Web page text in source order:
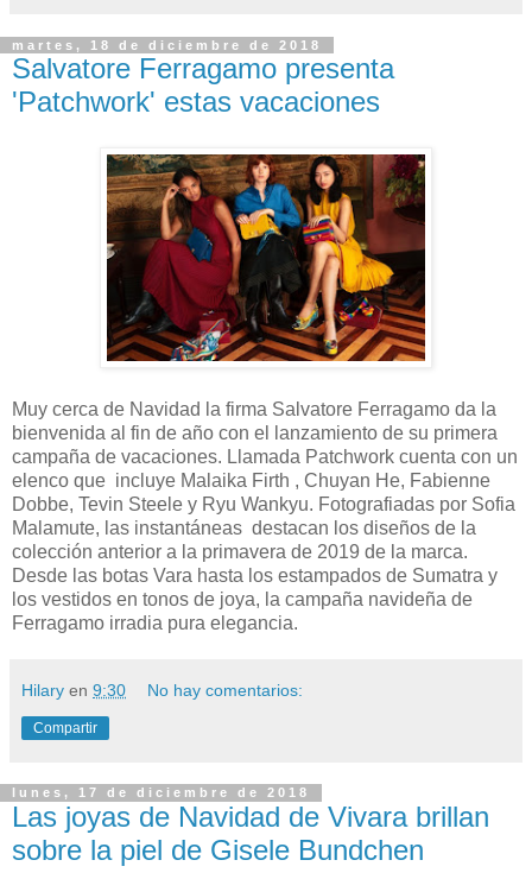
martes, 18 de diciembre de 2018
Salvatore Ferragamo presenta
'Patchwork' estas vacaciones
Muy cerca de Navidad la firma Salvatore Ferragamo da la
bienvenida al fin de año con el lanzamiento de su primera
campaña de vacaciones. Llamada Patchwork cuenta con un
elenco que incluye Malaika Firth , Chuyan He, Fabienne
Dobbe, Tevin Steele y Ryu Wankyu. Fotografiadas por Sofia
Malamute, las instantáneas destacan los diseños de la
colección anterior a la primavera de 2019 de la marca.
Desde las botas Vara hasta los estampados de Sumatra y
los vestidos en tonos de joya, la campaña navideña de
Ferragamo irradia pura elegancia.
Hilary en 9:30 No hay comentarios:
Compartir
lunes, 17 de diciembre de 2018
Las joyas de Navidad de Vivara brillan
sobre la piel de Gisele Bundchen